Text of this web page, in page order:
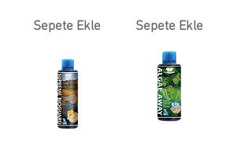
Sepete Ekle Sepete Ekle